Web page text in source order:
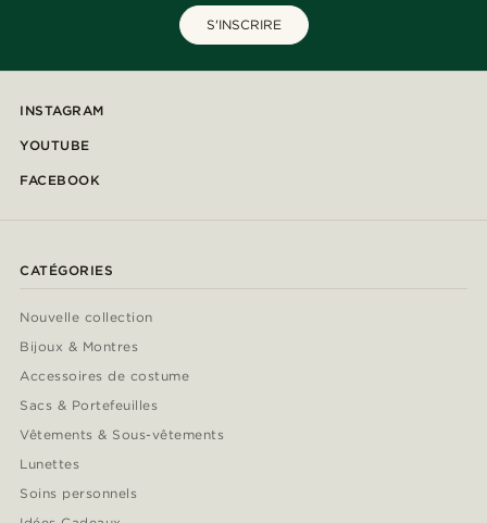
S'INSCRIRE
INSTAGRAM
YOUTUBE
FACEBOOK
CATÉGORIES
Nouvelle collection
Bijoux & Montres
Accessoires de costume
Sacs & Portefeuilles
Vêtements & Sous-vêtements
Lunettes
Soins personnels